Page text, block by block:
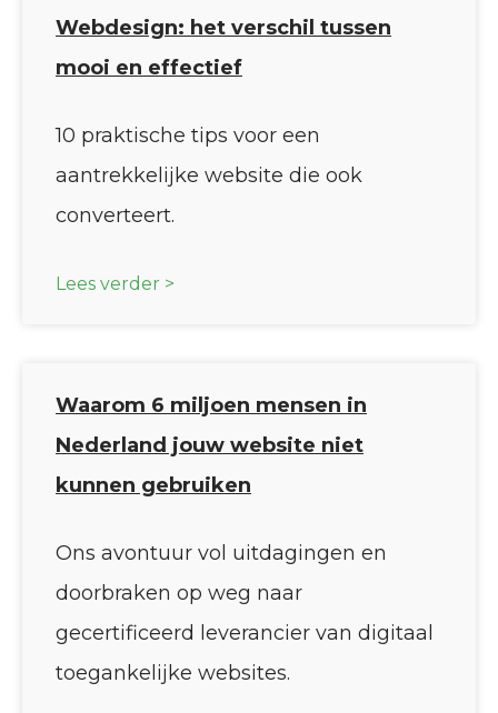
Webdesign: het verschil tussen
mooi en effectief
10 praktische tips voor een
aantrekkelijke website die ook
converteert.
Lees verder >
Waarom 6 miljoen mensen in
Nederland jouw website niet
kunnen gebruiken
Ons avontuur vol uitdagingen en
doorbraken op weg naar
gecertificeerd leverancier van digitaal
toegankelijke websites.